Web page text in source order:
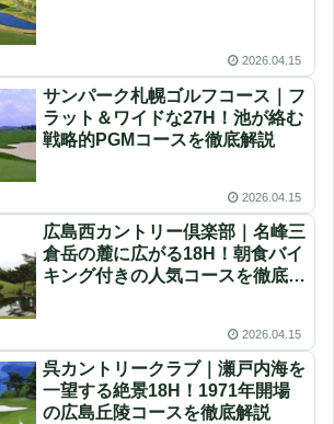
2026.04.15
サンパーク札幌ゴルフコース｜フ
ラット＆ワイドな27H！池が絡む
戦略的PGMコースを徹底解説
2026.04.15
広島西カントリー倶楽部｜名峰三
倉岳の麓に広がる18H！朝食バイ
キング付きの人気コースを徹底解
2026.04.15
呉カントリークラブ｜瀬戸内海を
一望する絶景18H！1971年開場
の広島丘陵コースを徹底解説